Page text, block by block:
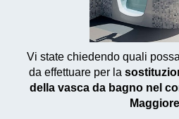
Vi state chiedendo quali
da effettuare per la
della vasca da bagno nel
Maggiore